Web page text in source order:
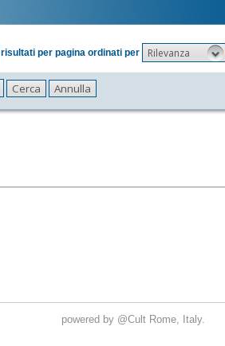
risultati per pagina ordinati per Rilevanza
powered by @Cult Rome, Italy.